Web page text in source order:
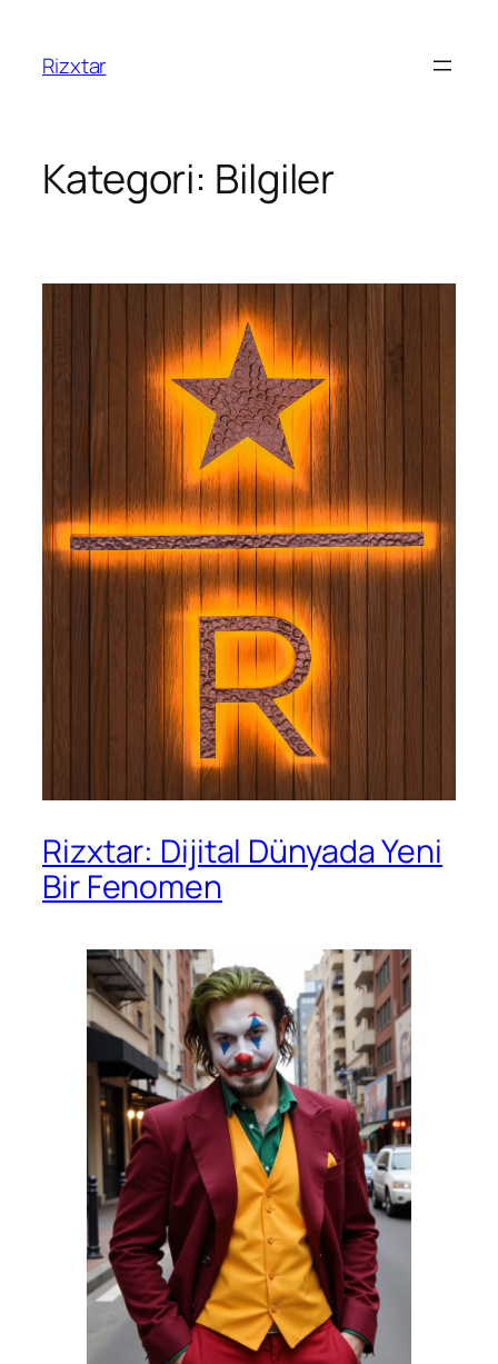
Rizxtar
Kategori: Bilgiler
Rizxtar: Dijital Dünyada Yeni
Bir Fenomen